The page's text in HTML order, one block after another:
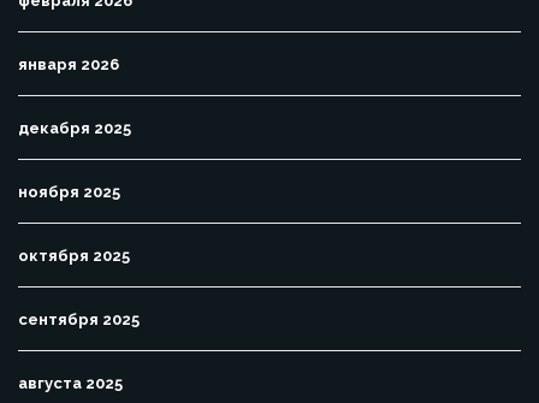
января 2026
декабря 2025
ноября 2025
октября 2025
сентября 2025
августа 2025